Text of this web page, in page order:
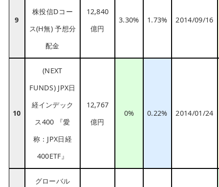
9
株投信Dコー
ス(H無) 予想分
配金
12,840
億円
3.30% 1.73% 2014/09/16
10
(NEXT
FUNDS) JPX日
経インデック
ス400 『愛
称：JPX日経
400ETF』
12,767
億円
0% 0.22% 2014/01/24
グローバル